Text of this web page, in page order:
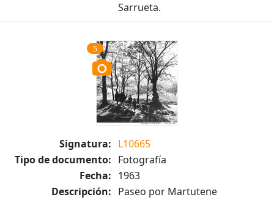
Sarrueta.
5
Signatura: L10665
Tipo de documento: Fotografía
Fecha: 1963
Descripción: Paseo por Martutene